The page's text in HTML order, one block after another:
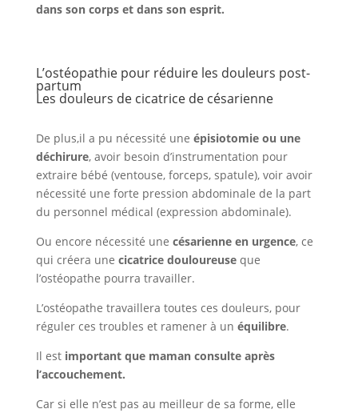
dans son corps et dans son esprit.
L’ostéopathie pour réduire les douleurs post-
partum
Les douleurs de cicatrice de césarienne
De plus,il a pu nécessité une épisiotomie ou une
déchirure, avoir besoin d’instrumentation pour
extraire bébé (ventouse, forceps, spatule), voir avoir
nécessité une forte pression abdominale de la part
du personnel médical (expression abdominale).
Ou encore nécessité une césarienne en urgence, ce
qui créera une cicatrice douloureuse que
l’ostéopathe pourra travailler.
L’ostéopathe travaillera toutes ces douleurs, pour
réguler ces troubles et ramener à un équilibre.
Il est important que maman consulte après
l’accouchement.
Car si elle n’est pas au meilleur de sa forme, elle